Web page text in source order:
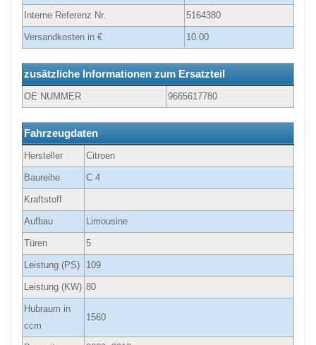
Interne Referenz Nr. 5164380
Versandkosten in € 10.00
zusätzliche Informationen zum Ersatzteil
OE NUMMER 9665617780
Fahrzeugdaten
Hersteller Citroen
Baureihe C 4
Kraftstoff
Aufbau Limousine
Türen 5
Leistung (PS) 109
Leistung (KW) 80
Hubraum in
ccm
1560